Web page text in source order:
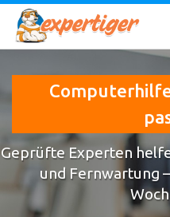
Geprüfte Experten
und Fernwartung